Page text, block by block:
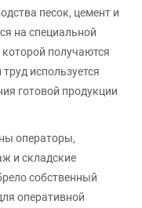
песок, цемент и
на специальной
получаются
используется
готовой продукции
операторы,
и складские
собственный
оперативной